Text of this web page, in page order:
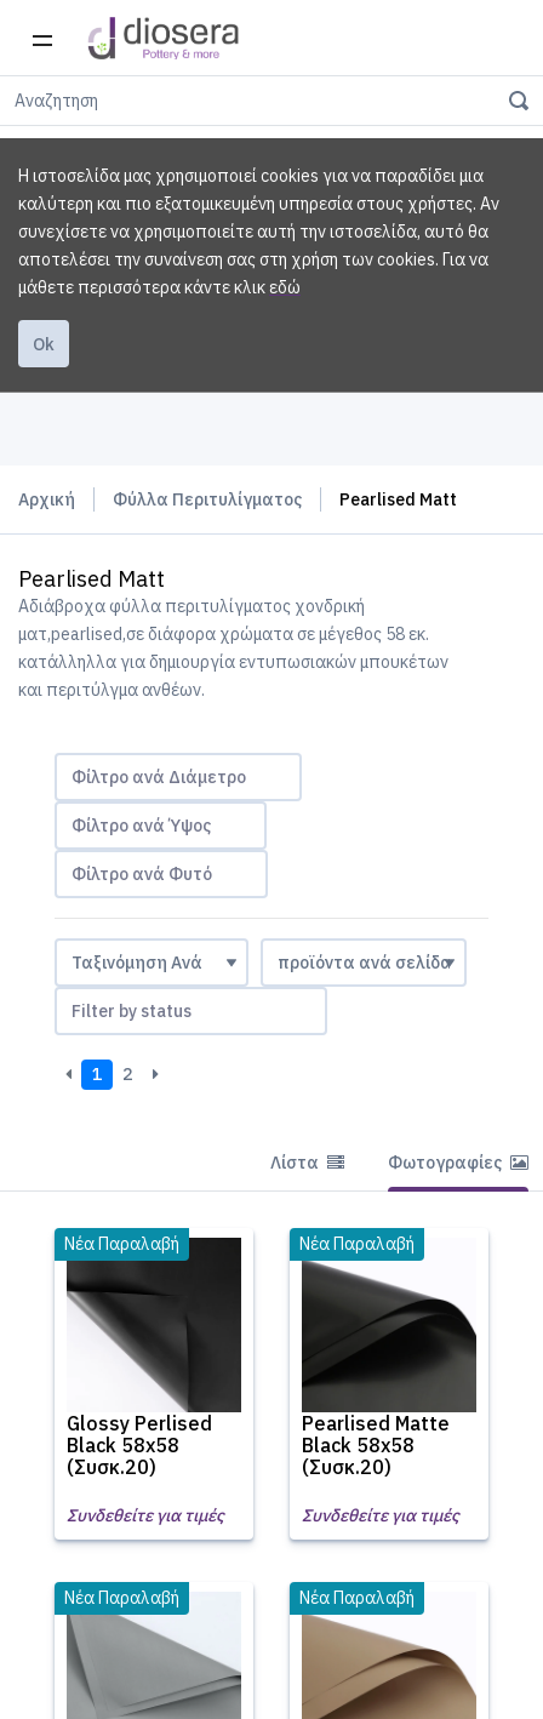
Η ιστοσελίδα μας χρησιμοποιεί cookies για να παραδίδει μια
καλύτερη και πιο εξατομικευμένη υπηρεσία στους χρήστες. Αν
συνεχίσετε να χρησιμοποιείτε αυτή την ιστοσελίδα, αυτό θα
αποτελέσει την συναίνεση σας στη χρήση των cookies. Για να
μάθετε περισσότερα κάντε κλικεδώ
Ok
Αρχική Φύλλα Περιτυλίγματος Pearlised Matt
Pearlised Matt
Αδιάβροχα φύλλα περιτυλίγματος χονδρική
ματ,pearlised,σε διάφορα χρώματα σε μέγεθος 58 εκ.
κατάλληλλα για δημιουργία εντυπωσιακών μπουκέτων
και περιτύλγμα ανθέων.
Φίλτρο ανά Διάμετρο
Φίλτρο ανά Ύψος
Φίλτρο ανά Φυτό
Filter by status
1 2
Λίστα Φωτογραφίες
Glossy Perlised
Black 58x58
(Συσκ.20)
Νέα Παραλαβή
Συνδεθείτε για τιμές
Pearlised Matte
Black 58x58
(Συσκ.20)
Νέα Παραλαβή
Συνδεθείτε για τιμές
Νέα Παραλαβή Νέα Παραλαβή